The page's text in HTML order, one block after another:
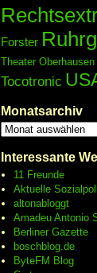
Forster
Theater Oberhausen
Tocotronic
Monatsarchiv
Interessante
11 Freunde
Aktuelle
altonabloggt
Amadeu Antonio
Berliner Gazette
boschblog.de
ByteFM Blog